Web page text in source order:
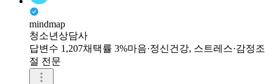
mindmap
청소년상담사
답변수 1,207채택률 3%마음·정신건강, 스트레스·감정조
절 전문